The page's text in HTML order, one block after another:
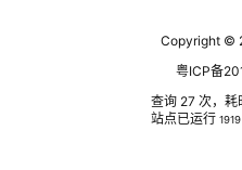
Copyright ©
粤ICP备
查询 27 次，
站点已运行 1919